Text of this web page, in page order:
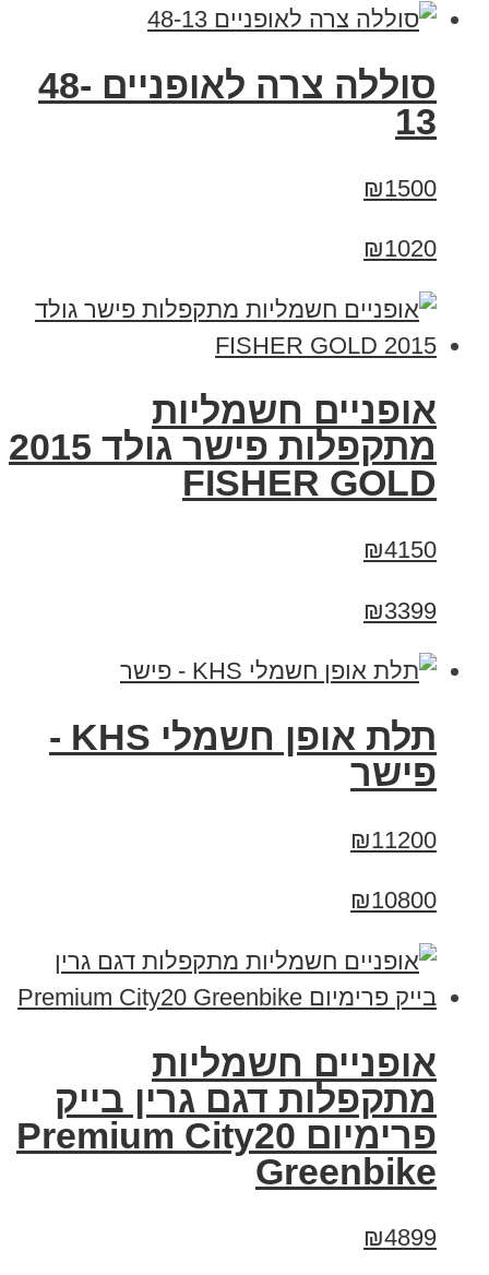
סוללה צרה לאופניים 48-
13
₪1500
₪1020
אופניים חשמליות
מתקפלות פישר גולד 2015
FISHER GOLD
₪4150
₪3399
תלת אופן חשמלי KHS -
פישר
₪11200
₪10800
אופניים חשמליות
מתקפלות דגם גרין בייק
פרימיום Premium City20
Greenbike
₪4899